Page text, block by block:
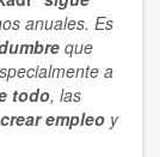
anuales. Es
que
a
todo, las
crear empleo y